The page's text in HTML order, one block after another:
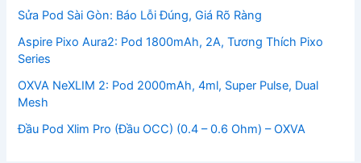
Sửa Pod Sài Gòn: Báo Lỗi Đúng, Giá Rõ Ràng
Aspire Pixo Aura2: Pod 1800mAh, 2A, Tương Thích Pixo
Series
OXVA NeXLIM 2: Pod 2000mAh, 4ml, Super Pulse, Dual
Mesh
Đầu Pod Xlim Pro (Đầu OCC) (0.4 – 0.6 Ohm) – OXVA